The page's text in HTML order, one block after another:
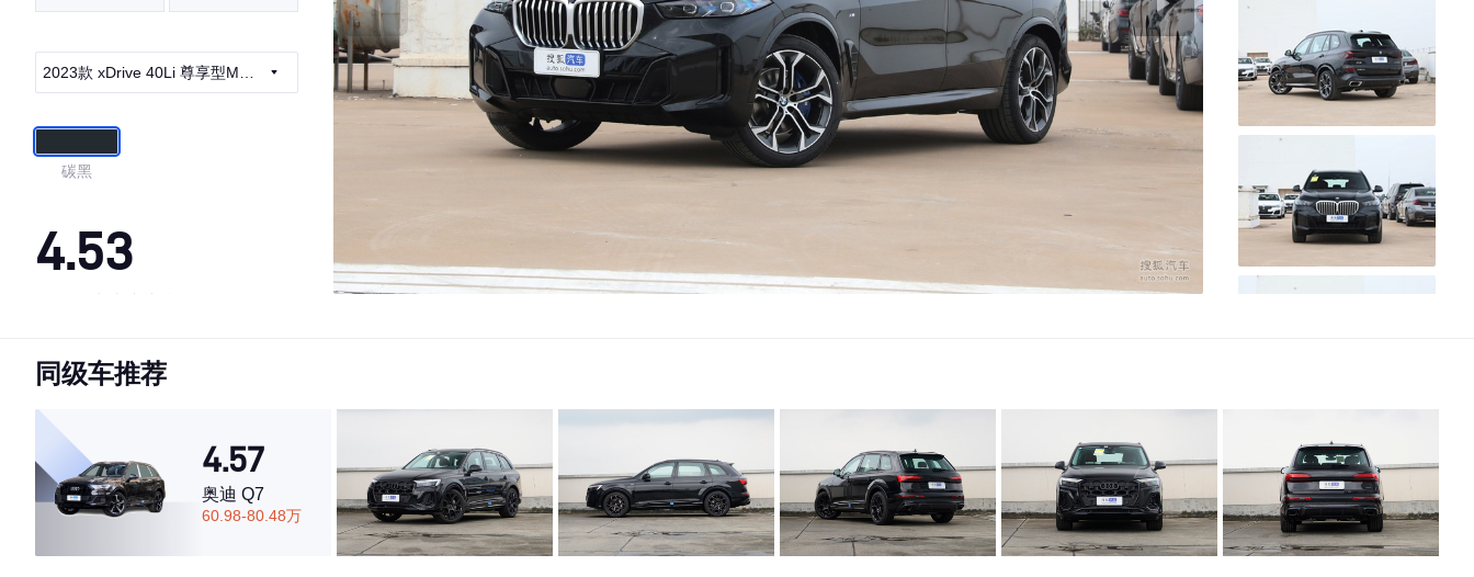
2023款 xDrive 40Li 尊享型M运
碳黑
4.53
·内饰表现一般，低于78%同级车
·空间表现一般，低于52%同级车
同级车推荐
4.57
奥迪 Q7
60.98-80.48万